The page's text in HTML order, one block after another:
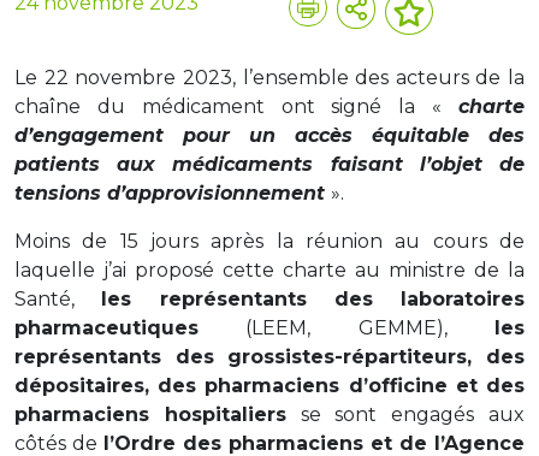
Le 22 novembre 2023, l’ensemble des acteurs de la
chaîne du médicament ont signé la « charte
d’engagement pour un accès équitable des
patients aux médicaments faisant l’objet de
tensions d’approvisionnement ».
Moins de 15 jours après la réunion au cours de
laquelle j’ai proposé cette charte au ministre de la
Santé, les représentants des laboratoires
pharmaceutiques (LEEM, GEMME), les
représentants des grossistes-répartiteurs, des
dépositaires, des pharmaciens d’officine et des
pharmaciens hospitaliersse sont engagés aux
côtés de l’Ordre des pharmaciens et de l’Agence